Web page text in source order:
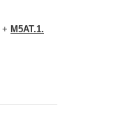
+ М5АТ.1.